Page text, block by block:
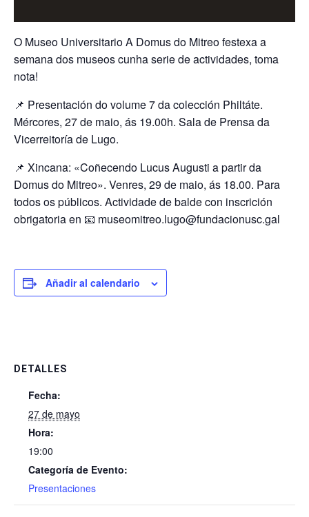
O Museo Universitario A Domus do Mitreo festexa a
semana dos museos cunha serie de actividades, toma
nota!
📌 Presentación do volume 7 da colección Philtáte.
Mércores, 27 de maio, ás 19.00h. Sala de Prensa da
Vicerreitoría de Lugo.
📌 Xincana: «Coñecendo Lucus Augusti a partir da
Domus do Mitreo». Venres, 29 de maio, ás 18.00. Para
todos os públicos. Actividade de balde con inscrición
obrigatoria en 📧 museomitreo.lugo@fundacionusc.gal
Añadir al calendario
DETALLES
Fecha:
27 de mayo
Hora:
19:00
Categoría de Evento:
Presentaciones